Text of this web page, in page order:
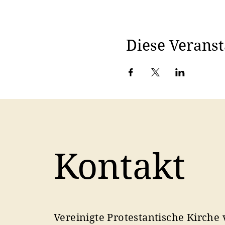
Diese
Kontakt
Vereinigte Protestantische Kirche